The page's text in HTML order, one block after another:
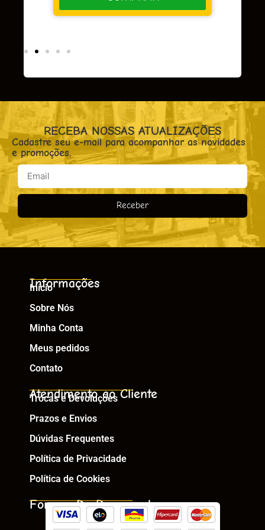
RECEBA NOSSAS ATUALIZAÇÕES
Cadastre seu e-mail para acompanhar as novidades
e promoções.
Receber
Informações
Início
Sobre Nós
Minha Conta
Meus pedidos
Contato
Atendimento ao Cliente
Trocas e Devoluções
Prazos e Envios
Dúvidas Frequentes
Política de Privacidade
Política de Cookies
Formas De Pagamento